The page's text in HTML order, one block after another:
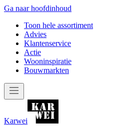
Ga naar hoofdinhoud
Toon hele assortiment
Advies
Klantenservice
Actie
Wooninspiratie
Bouwmarkten
Karwei